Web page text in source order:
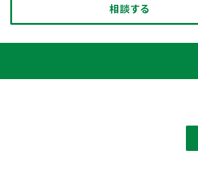
相談する